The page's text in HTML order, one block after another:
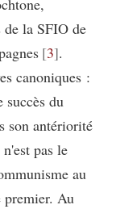
la SFIO de
3 .
canoniques :
succès du
son antériorité
pas le
au
Au